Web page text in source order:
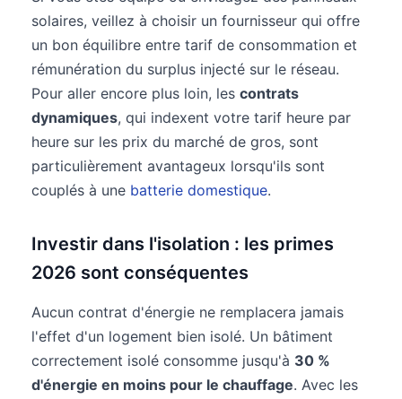
solaires, veillez à choisir un fournisseur qui offre
un bon équilibre entre tarif de consommation et
rémunération du surplus injecté sur le réseau.
Pour aller encore plus loin, les contrats
dynamiques, qui indexent votre tarif heure par
heure sur les prix du marché de gros, sont
particulièrement avantageux lorsqu'ils sont
couplés à une batterie domestique.
Investir dans l'isolation : les primes
2026 sont conséquentes
Aucun contrat d'énergie ne remplacera jamais
l'effet d'un logement bien isolé. Un bâtiment
correctement isolé consomme jusqu'à 30 %
d'énergie en moins pour le chauffage. Avec les